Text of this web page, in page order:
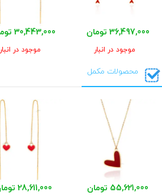
36,497,000 تومان
موجود در انبار
30,443,000 تومان
موجود در انبار
محصولات مکمل
55,621,000 تومان 28,611,000 تومان